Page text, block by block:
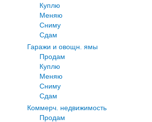
Куплю
Меняю
Сниму
Сдам
Гаражи и овощн. ямы
Продам
Куплю
Меняю
Сниму
Сдам
Коммерч. недвижимость
Продам